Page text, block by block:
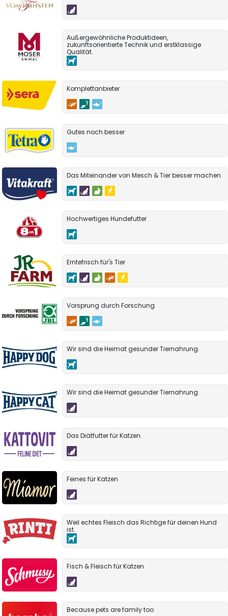
Außergewöhnliche Produktideen,
zukunftsorientierte Technik und erstklassige
Qualität.
Komplettanbieter
Gutes noch besser
Das Miteinander von Mesch & Tier besser machen.
Hochwertiges Hundefutter
Erntefrisch für's Tier
Vorsprung durch Forschung
Wir sind die Heimat gesunder Tiernahrung.
Wir sind die Heimat gesunder Tiernahrung.
Das Diätfutter für Katzen.
Feines für Katzen
Weil echtes Fleisch das Richtige für deinen Hund
ist.
Fisch & Fleisch für Katzen
Because pets are family too